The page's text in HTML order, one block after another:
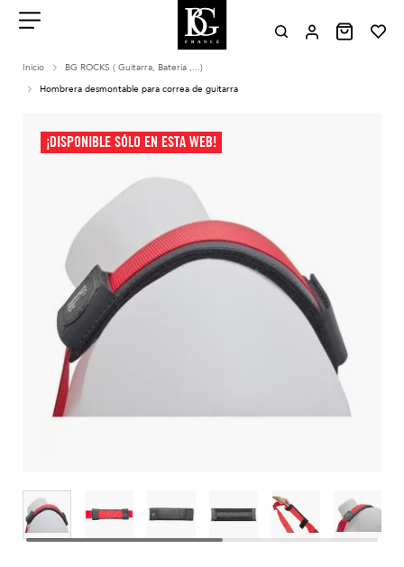
contenu
Inicio
BG ROCKS ( Guitarra, Batería ,...)
Hombrera desmontable para correa de guitarra
¡DISPONIBLE SÓLO EN ESTA WEB!